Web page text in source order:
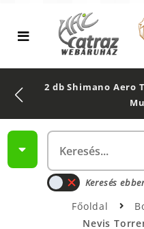
2 db Shimano Aero
Keresés
Főoldal
Nevis